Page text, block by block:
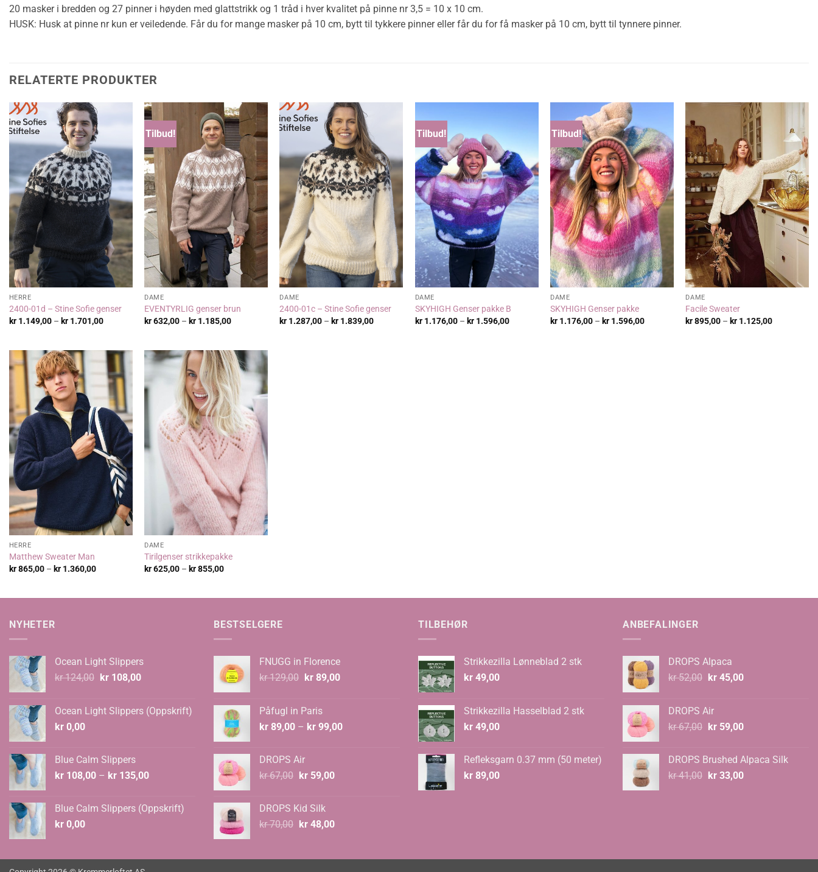
20 masker i bredden og 27 pinner i høyden med glattstrikk og 1 tråd i hver kvalitet på pinne nr 3,5 = 10 x 10 cm.
HUSK: Husk at pinne nr kun er veiledende. Får du for mange masker på 10 cm, bytt til tykkere pinner eller får du for få masker på 10 cm, bytt til tynnere pinner.
RELATERTE PRODUKTER
HERRE
2400-01d – Stine Sofie genser
kr1.149,00 – kr1.701,00Prisområde:
Tilbud!
DAME
EVENTYRLIG genser brun
kr632,00 – kr 1.185,00Prisområde:
DAME
2400-01c – Stine Sofie genser
kr 1.287,00 – kr 1.839,00Prisområde:
Tilbud!
DAME
SKYHIGH Genser pakke B
kr1.176,00 – kr1.596,00Prisområde:
Tilbud!
DAME
SKYHIGH Genser pakke
kr 1.176,00 – kr 1.596,00Prisområde:
DAME
Facile Sweater
kr895,00 – kr 1.125,00Prisområde:
HERRE
Matthew Sweater Man
kr865,00 – kr1.360,00Prisområde:
DAME
Tirilgenser strikkepakke
kr625,00 – kr855,00Prisområde:
NYHETER
Ocean Light Slippers
kr124,00 Opprinnelig
kr 124,00.
kr108,00Nåværende
kr 108,00.
Ocean Light Slippers (Oppskrift)
kr 0,00
Blue Calm Slippers
kr 108,00 – kr 135,00Prisområde:
kr 135,00
Blue Calm Slippers (Oppskrift)
kr 0,00
BESTSELGERE
FNUGG in Florence
kr129,00 Opprinnelig
kr 129,00.
kr89,00Nåværende
Påfugl in Paris
kr 89,00 – kr 99,00Prisområde:
DROPS Air
kr67,00 Opprinnelig
kr 67,00.
kr59,00Nåværende
DROPS Kid Silk
kr70,00 Opprinnelig
kr 70,00.
kr48,00Nåværende
kr 48,00.
TILBEHØR
Strikkezilla Lønneblad 2 stk
kr 49,00
Strikkezilla Hasselblad 2 stk
kr 49,00
Refleksgarn 0.37 mm (50 meter)
kr 89,00
ANBEFALINGER
DROPS Alpaca
kr52,00 Opprinnelig
kr 52,00.
kr45,00Nåværende
DROPS Air
kr67,00 Opprinnelig
kr 67,00.
kr59,00Nåværende
kr 59,00.
DROPS Brushed Alpaca Silk
kr41,00 Opprinnelig
kr33,00Nåværende